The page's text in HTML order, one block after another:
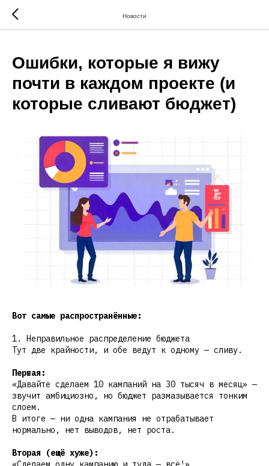
Новости
Ошибки, которые я вижу
почти в каждом проекте (и
которые сливают бюджет)
Вот самые распространённые:
1. Неправильное распределение бюджета
Тут две крайности, и обе ведут к одному — сливу.
Первая:
«Давайте сделаем 10 кампаний на 30 тысяч в месяц» —
звучит амбициозно, но бюджет размазывается тонким
слоем.
В итоге — ни одна кампания не отрабатывает
нормально, нет выводов, нет роста.
Вторая (ещё хуже):